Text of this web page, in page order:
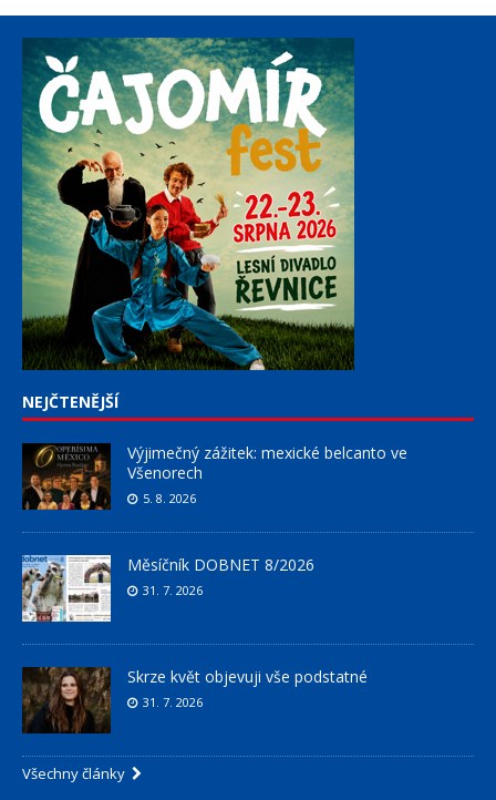
NEJČTENĚJŠÍ
Výjimečný zážitek: mexické belcanto ve
Všenorech
5. 8. 2026
Měsíčník DOBNET 8/2026
31. 7. 2026
Skrze květ objevuji vše podstatné
31. 7. 2026
Všechny články